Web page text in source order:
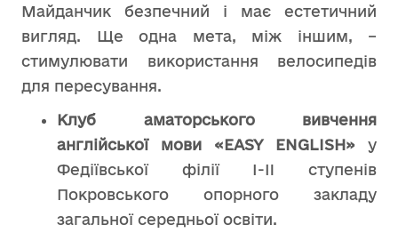
Майданчик безпечний і має естетичний
вигляд. Ще одна мета, між іншим, –
стимулювати використання велосипедів
для пересування.
Клуб аматорського вивчення
англійської мови «EASY ENGLISH» у
Федіївської філії І-II ступенів
Покровського опорного закладу
загальної середньої освіти.